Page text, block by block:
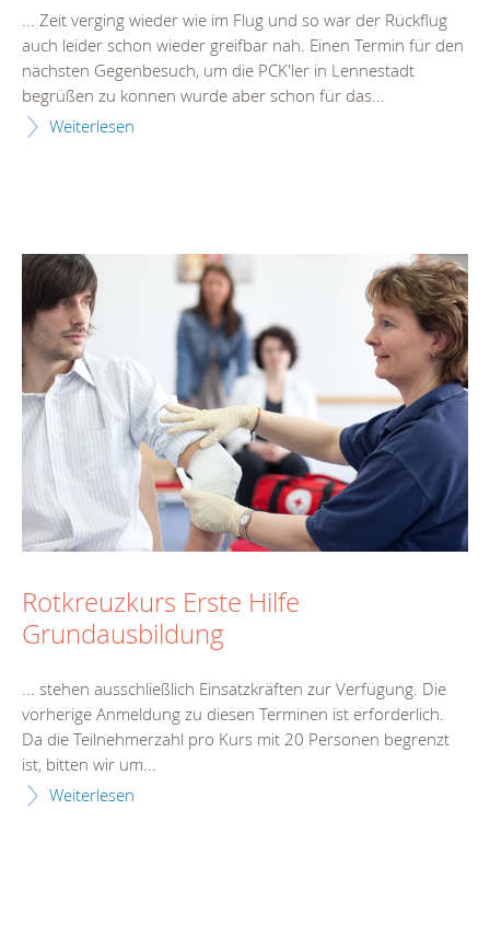
... Zeit verging wieder wie im Flug und so war der Rückflug
auch leider schon wieder greifbar nah. Einen Termin für den
nächsten Gegenbesuch, um die PCK'ler in Lennestadt
begrüßen zu können wurde aber schon für das...
Weiterlesen
Rotkreuzkurs Erste Hilfe
Grundausbildung
... stehen ausschließlich Einsatzkräften zur Verfügung. Die
vorherige Anmeldung zu diesen Terminen ist erforderlich.
Da die Teilnehmerzahl pro Kurs mit 20 Personen begrenzt
ist, bitten wir um...
Weiterlesen